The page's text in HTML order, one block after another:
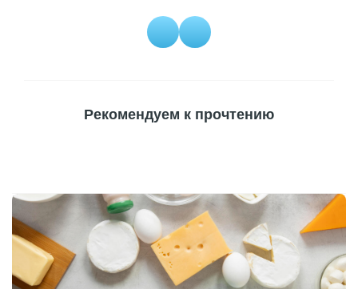
Рекомендуем к прочтению
Безлактозные продукты